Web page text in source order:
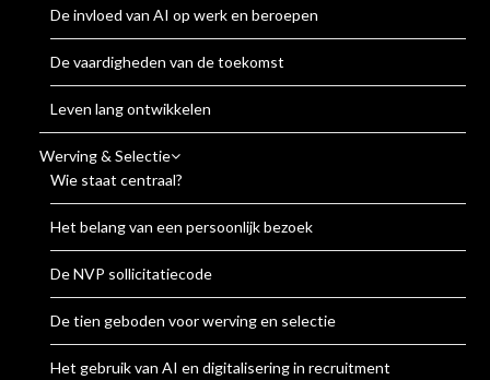
De invloed van AI op werk en beroepen
De vaardigheden van de toekomst
Leven lang ontwikkelen
Werving & Selectie
Wie staat centraal?
Het belang van een persoonlijk bezoek
De NVP sollicitatiecode
De tien geboden voor werving en selectie
Het gebruik van AI en digitalisering in recruitment